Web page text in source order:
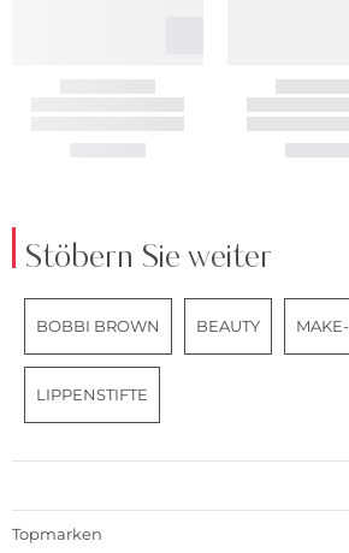
Stöbern Sie weiter
BOBBI BROWN BEAUTY
LIPPENSTIFTE
Topmarken